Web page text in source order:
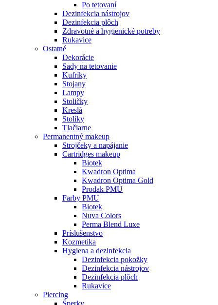
Po tetovaní
Dezinfekcia nástrojov
Dezinfekcia plôch
Zdravotné a hygienické potreby
Rukavice
Ostatné
Dekorácie
Sady na tetovanie
Kufríky
Stojany
Lampy
Stoličky
Kreslá
Stolíky
Tlačiarne
Permanentný makeup
Strojčeky a napájanie
Cartridges makeup
Biotek
Kwadron Optima
Kwadron Optima Gold
Prodak PMU
Farby PMU
Biotek
Nuva Colors
Perma Blend Luxe
Príslušenstvo
Kozmetika
Hygiena a dezinfekcia
Dezinfekcia pokožky
Dezinfekcia nástrojov
Dezinfekcia plôch
Rukavice
Piercing
Šperky